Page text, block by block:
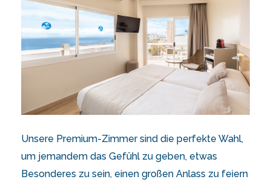
Unsere Premium-Zimmer sind die perfekte Wahl,
um jemandem das Gefühl zu geben, etwas
Besonderes zu sein, einen großen Anlass zu feiern